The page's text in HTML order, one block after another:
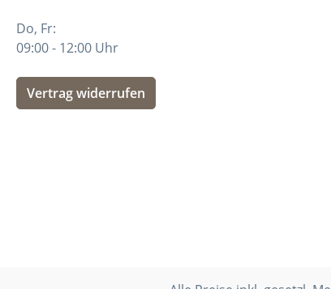
Do, Fr:
09:00 - 12:00 Uhr
Vertrag widerrufen